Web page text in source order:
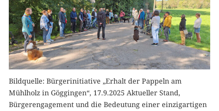
Bildquelle: Bürgerinitiative „Erhalt der Pappeln am
Mühlholz in Göggingen“, 17.9.2025 Aktueller Stand,
Bürgerengagement und die Bedeutung einer einzigartigen